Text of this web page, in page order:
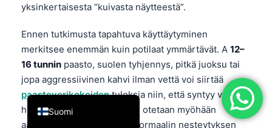
yksinkertaisesta “kuivasta näytteestä”.
Ennen tutkimusta tapahtuva käyttäytyminen
merkitsee enemmän kuin potilaat ymmärtävät. A 12–
16 tunnin paasto, suolen tyhjennys, pitkä juoksu tai
jopa aggressiivinen kahvi ilman vettä voi siirtää
paastoverikokeidentuloksia niin, että syntyy väärä
hälytys, erityisesti jos näyte otetaan myöhään
aamupäivällä eikä aikaisin normaalin nesteytyksen
Suomi
English
Deutsch
العربية
Français
עִבְרִית